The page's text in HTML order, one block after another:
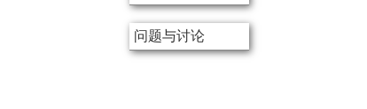
问题与讨论